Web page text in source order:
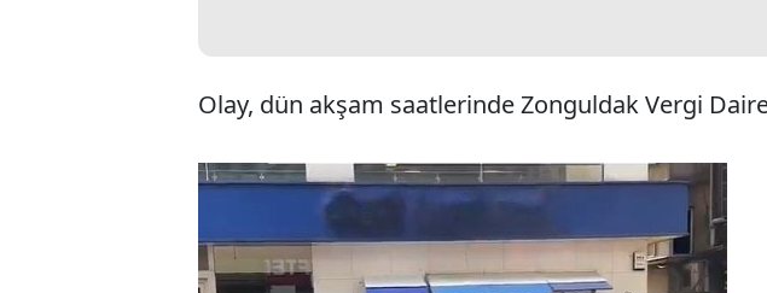
Olay, dün akşam saatlerinde Zonguldak Vergi